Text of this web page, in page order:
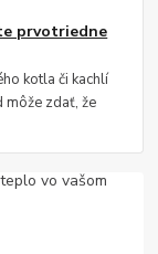
prvotriedne
kotla či kachlí
môže zdať, že